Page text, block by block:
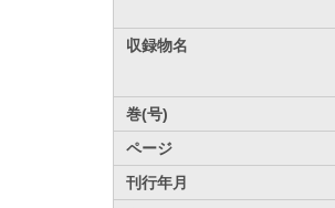
収録物名
巻(号)
ページ
刊行年月